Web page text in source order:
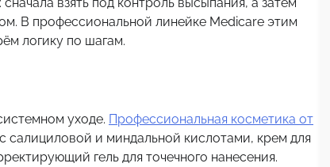
В профессиональной линейке Medicare этим
логику по шагам.
уходе. Профессиональная косметика от
и миндальной кислотами, крем для
гель для точечного нанесения.